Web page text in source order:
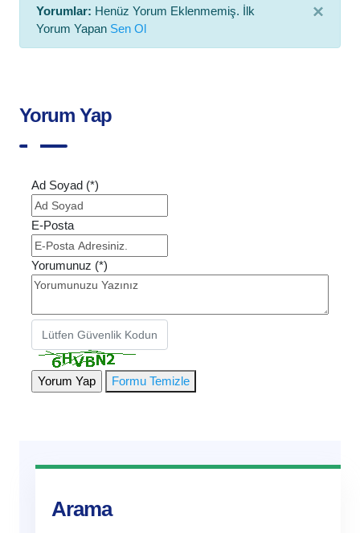
×
Yorumlar: Henüz Yorum Eklenmemiş. İlk
Yorum Yapan Sen Ol
Yorum Yap
Ad Soyad (*)
E-Posta
Yorumunuz (*)
Formu Temizle
Arama